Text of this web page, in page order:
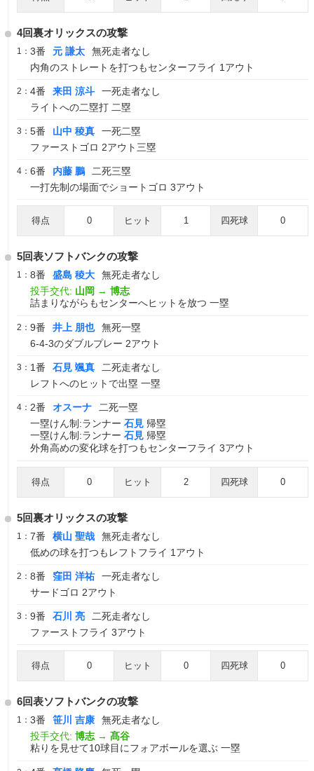
4回裏オリックスの攻撃
1： 3番 元 謙太
無死走者なし
内角のストレートを打つもセンターフライ 1アウト
2： 4番 来田 涼斗
一死走者なし
ライトへの二塁打 二塁
3： 5番 山中 稜真
一死二塁
ファーストゴロ 2アウト三塁
4： 6番 内藤 鵬
二死三塁
一打先制の場面でショートゴロ 3アウト
得点 0 ヒット 1 四死球 0
5回表ソフトバンクの攻撃
1： 8番 盛島 稜大
無死走者なし
投手交代: 山岡 → 博志
詰まりながらもセンターへヒットを放つ 一塁
2： 9番 井上 朋也
無死一塁
6-4-3のダブルプレー 2アウト
3： 1番 石見 颯真
二死走者なし
レフトへのヒットで出塁 一塁
4： 2番 オスーナ
二死一塁
一塁けん制:ランナー 石見 帰塁
一塁けん制:ランナー 石見 帰塁
外角高めの変化球を打つもセンターフライ 3アウト
得点 0 ヒット 2 四死球 0
5回裏オリックスの攻撃
1： 7番 横山 聖哉
無死走者なし
低めの球を打つもレフトフライ 1アウト
2： 8番 窪田 洋祐
一死走者なし
サードゴロ 2アウト
3： 9番 石川 亮
二死走者なし
ファーストフライ 3アウト
得点 0 ヒット 0 四死球 0
6回表ソフトバンクの攻撃
1： 3番 笹川 吉康
無死走者なし
投手交代: 博志 → 髙谷
粘りを見せて10球目にフォアボールを選ぶ 一塁